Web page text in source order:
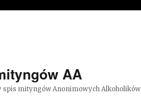
AA
spis mityngów Anonimowych Alkoholików